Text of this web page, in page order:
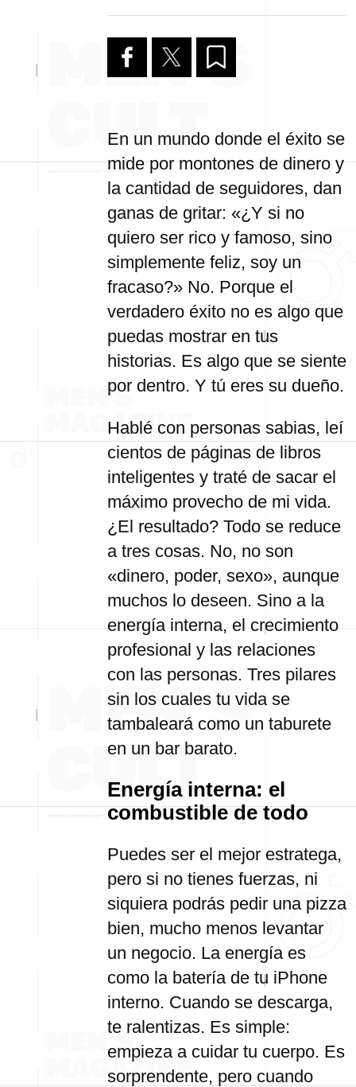
En un mundo donde el éxito se
mide por montones de dinero y
la cantidad de seguidores, dan
ganas de gritar: «¿Y si no
quiero ser rico y famoso, sino
simplemente feliz, soy un
fracaso?» No. Porque el
verdadero éxito no es algo que
puedas mostrar en tus
historias. Es algo que se siente
por dentro. Y tú eres su dueño.
Hablé con personas sabias, leí
cientos de páginas de libros
inteligentes y traté de sacar el
máximo provecho de mi vida.
¿El resultado? Todo se reduce
a tres cosas. No, no son
«dinero, poder, sexo», aunque
muchos lo deseen. Sino a la
energía interna, el crecimiento
profesional y las relaciones
con las personas. Tres pilares
sin los cuales tu vida se
tambaleará como un taburete
en un bar barato.
Energía interna: el
combustible de todo
Puedes ser el mejor estratega,
pero si no tienes fuerzas, ni
siquiera podrás pedir una pizza
bien, mucho menos levantar
un negocio. La energía es
como la batería de tu iPhone
interno. Cuando se descarga,
te ralentizas. Es simple:
empieza a cuidar tu cuerpo. Es
sorprendente, pero cuando